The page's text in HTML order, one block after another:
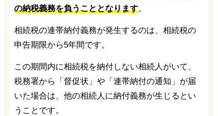
の納税義務を負うこととなります。
相続税の連帯納付義務が発生するのは、相続税の
申告期限から5年間です。
この期間内に相続税を納付しない相続人がいて、
税務署から「督促状」や「連帯納付の通知」が届
いた場合は、他の相続人に納付義務が生じるとい
うことです。